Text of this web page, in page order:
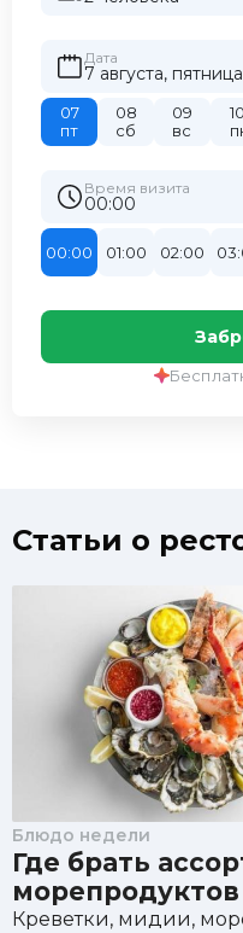
Дата
7 августа, пятница
07
пт
08
сб
09
вс
10
Время визита
00:00
00:00 01:00 02:00
Статьи о
Блюдо недели
Где брать
морепродуктов
Креветки, мидии,